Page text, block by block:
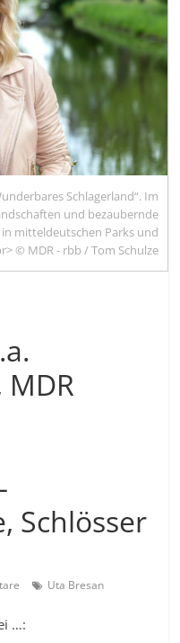
Schlagerland“. Im
und bezaubernde
mitteldeutschen Parks und
© MDR - rbb / Tom Schulze
MDR
Schlösser
Uta Bresan
…: